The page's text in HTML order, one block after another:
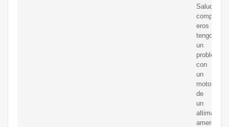
Saludos
compa?
eros
tengo
un
problema
con
un
motor
de
un
altima
americano